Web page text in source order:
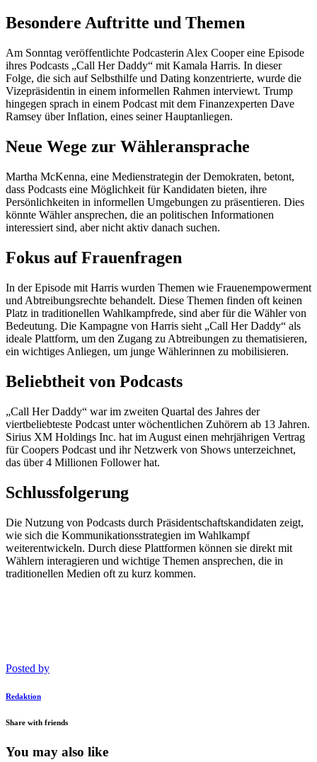
Besondere Auftritte und Themen
Am Sonntag veröffentlichte Podcasterin Alex Cooper eine Episode
ihres Podcasts „Call Her Daddy“ mit Kamala Harris. In dieser
Folge, die sich auf Selbsthilfe und Dating konzentrierte, wurde die
Vizepräsidentin in einem informellen Rahmen interviewt. Trump
hingegen sprach in einem Podcast mit dem Finanzexperten Dave
Ramsey über Inflation, eines seiner Hauptanliegen.
Neue Wege zur Wähleransprache
Martha McKenna, eine Medienstrategin der Demokraten, betont,
dass Podcasts eine Möglichkeit für Kandidaten bieten, ihre
Persönlichkeiten in informellen Umgebungen zu präsentieren. Dies
könnte Wähler ansprechen, die an politischen Informationen
interessiert sind, aber nicht aktiv danach suchen.
Fokus auf Frauenfragen
In der Episode mit Harris wurden Themen wie Frauenempowerment
und Abtreibungsrechte behandelt. Diese Themen finden oft keinen
Platz in traditionellen Wahlkampfrede, sind aber für die Wähler von
Bedeutung. Die Kampagne von Harris sieht „Call Her Daddy“ als
ideale Plattform, um den Zugang zu Abtreibungen zu thematisieren,
ein wichtiges Anliegen, um junge Wählerinnen zu mobilisieren.
Beliebtheit von Podcasts
„Call Her Daddy“ war im zweiten Quartal des Jahres der
viertbeliebteste Podcast unter wöchentlichen Zuhörern ab 13 Jahren.
Sirius XM Holdings Inc. hat im August einen mehrjährigen Vertrag
für Coopers Podcast und ihr Netzwerk von Shows unterzeichnet,
das über 4 Millionen Follower hat.
Schlussfolgerung
Die Nutzung von Podcasts durch Präsidentschaftskandidaten zeigt,
wie sich die Kommunikationsstrategien im Wahlkampf
weiterentwickeln. Durch diese Plattformen können sie direkt mit
Wählern interagieren und wichtige Themen ansprechen, die in
traditionellen Medien oft zu kurz kommen.
Posted by
Redaktion
Share with friends
You may also like